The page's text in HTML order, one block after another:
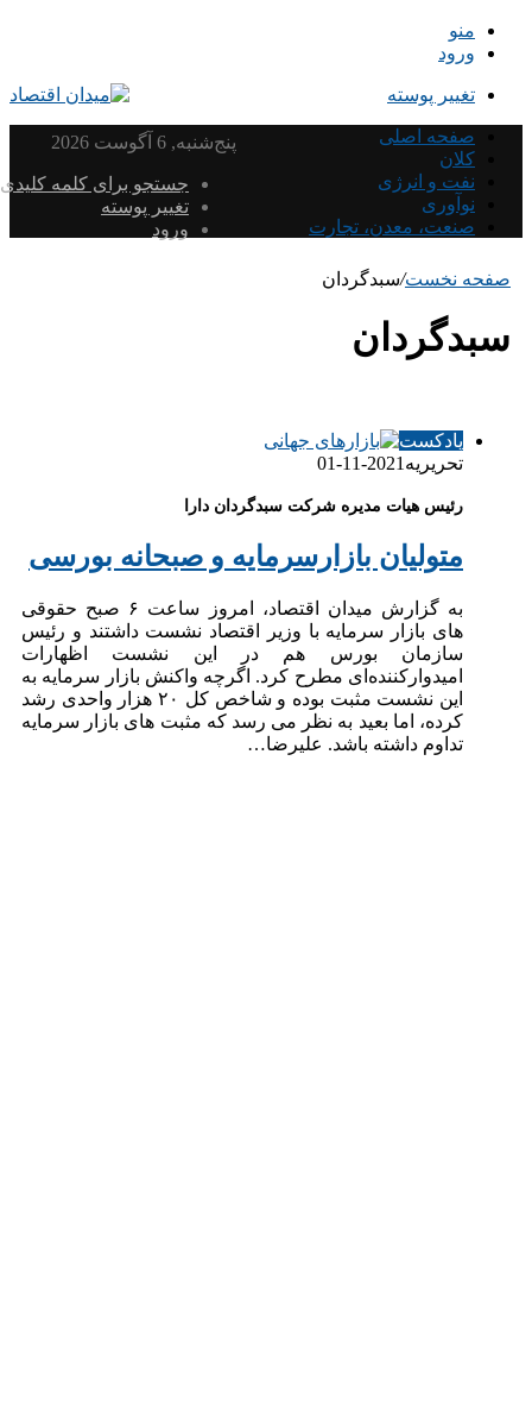
منو
ورود
تغییر پوسته
صفحه اصلی
کلان
نفت و انرژی
نوآوری
صنعت، معدن، تجارت
پنج‌شنبه, 6 آگوست 2026
جستجو برای کلمه کلیدی
تغییر پوسته
ورود
صفحه نخست/سبدگردان
سبدگردان
پادکست
تحریریه 2021-11-01
رئیس هیات مدیره شرکت سبدگردان دارا
متولیان بازارسرمایه و صبحانه بورسی
به گزارش میدان اقتصاد، امروز ساعت ۶ صبح حقوقی
های بازار سرمایه با وزیر اقتصاد نشست داشتند و رئیس
سازمان بورس هم در این نشست اظهارات
امیدوارکننده‌ای مطرح کرد. اگرچه واکنش بازار سرمایه به
این نشست مثبت بوده و شاخص کل ۲۰ هزار واحدی رشد
کرده، اما بعید به نظر می رسد که مثبت های بازار سرمایه
تداوم داشته باشد. علیرضا…